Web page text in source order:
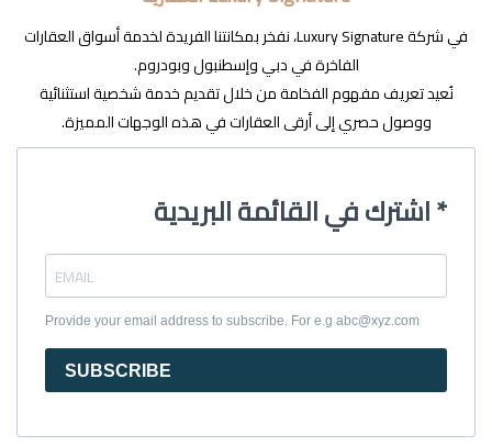
في شركة Luxury Signature، نفخر بمكانتنا الفريدة لخدمة أسواق العقارات
الفاخرة في دبي وإسطنبول وبودروم.
نُعيد تعريف مفهوم الفخامة من خلال تقديم خدمة شخصية استثنائية
ووصول حصري إلى أرقى العقارات في هذه الوجهات المميزة.
اشترك في القائمة البريدية *
Provide your email address to subscribe. For e.g abc@xyz.com
SUBSCRIBE